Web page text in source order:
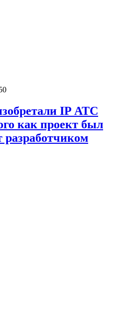
IP АТС
как проект был
разработчиком